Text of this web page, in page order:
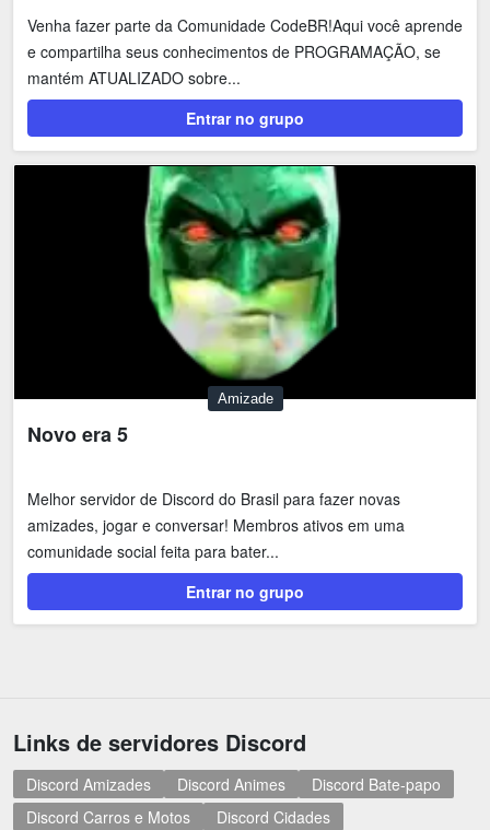
Venha fazer parte da Comunidade CodeBR!Aqui você aprende
e compartilha seus conhecimentos de PROGRAMAÇÃO, se
mantém ATUALIZADO sobre...
Entrar no grupo
Amizade
Novo era 5
Melhor servidor de Discord do Brasil para fazer novas
amizades, jogar e conversar! Membros ativos em uma
comunidade social feita para bater...
Entrar no grupo
Links de servidores Discord
Discord Amizades Discord Animes
Discord Bate-papo
Discord Carros e Motos
Discord Cidades